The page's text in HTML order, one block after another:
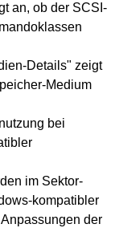
an, ob der SCSI-
Details" zeigt
Medium
bei
im Sektor-
kompatibler
der